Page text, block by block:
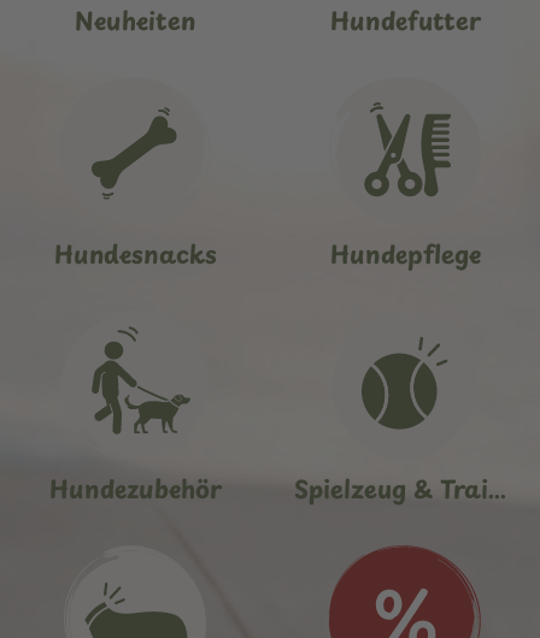
Neuheiten Hundefutter
Hundesnacks Hundepflege
Hundezubehör Spielzeug & Training